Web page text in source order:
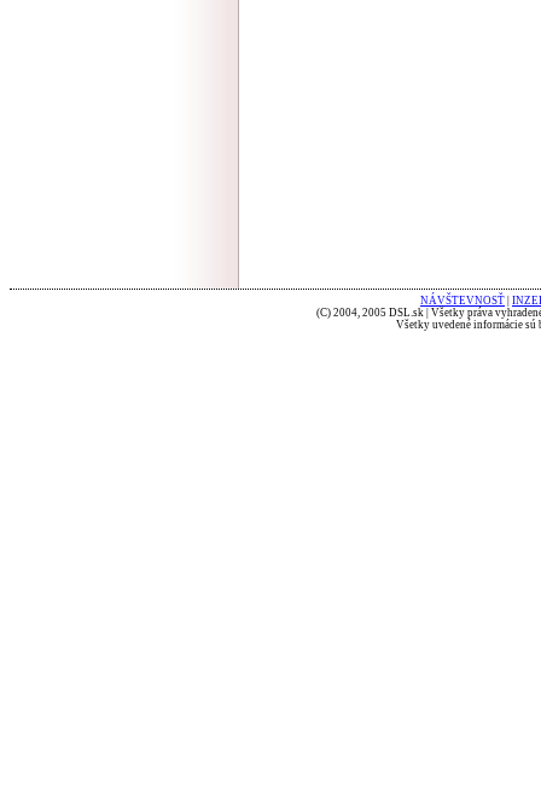
NÁVŠTEVNOSŤ
(C) 2004, 2005 DSL.sk | Všetky práva
Všetky uvedené informácie sú